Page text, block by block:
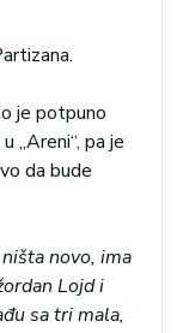
je potpuno
„Areni“, pa je
da bude
novo, ima
Lojd i
sa tri mala,